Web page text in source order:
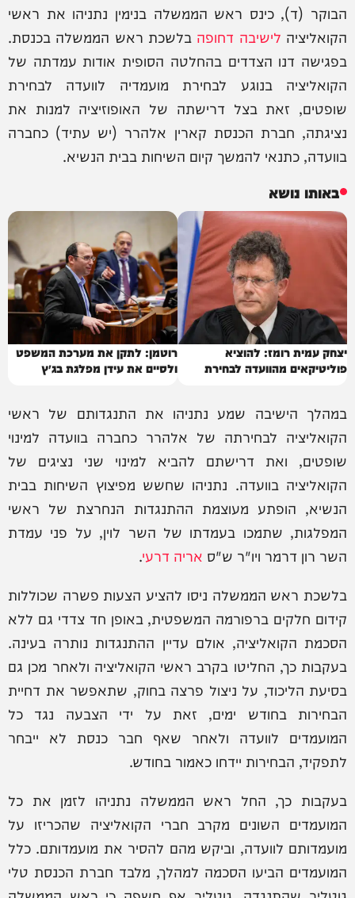
הבוקר (ד), כינס ראש הממשלה בנימין נתניהו את ראשי
הקואליציה לישיבה דחופה בלשכת ראש הממשלה בכנסת.
בפגישה דנו הצדדים בהחלטה הסופית אודות עמדתה של
הקואליציה בנוגע לבחירת מועמדיה לוועדה לבחירת
שופטים, זאת בצל דרישתה של האופוזיציה למנות את
נציגתה, חברת הכנסת קארין אלהרר (יש עתיד) כחברה
בוועדה, כתנאי להמשך קיום השיחות בבית הנשיא.
באותו נושא
יצחק עמית רומז: להוציא
פוליטיקאים מהוועדה לבחירת
רוטמן: לתקן את מערכת המשפט
ולסיים את עידן מפלגת בג״ץ
במהלך הישיבה שמע נתניהו את התנגדותם של ראשי
הקואליציה לבחירתה של אלהרר כחברה בוועדה למינוי
שופטים, ואת דרישתם להביא למינוי שני נציגים של
הקואליציה בוועדה. נתניהו שחשש מפיצוץ השיחות בבית
הנשיא, הופתע מעוצמת ההתנגדות הנחרצת של ראשי
המפלגות, שתמכו בעמדתו של השר לוין, על פני עמדת
השר רון דרמר ויו"ר ש"ס אריה דרעי.
בלשכת ראש הממשלה ניסו להציע הצעות פשרה שכוללות
קידום חלקים ברפורמה המשפטית, באופן חד צדדי גם ללא
הסכמת הקואליציה, אולם עדיין ההתנגדות נותרה בעינה.
בעקבות כך, החליטו בקרב ראשי הקואליציה ולאחר מכן גם
בסיעת הליכוד, על ניצול פרצה בחוק, שתאפשר את דחיית
הבחירות בחודש ימים, זאת על ידי הצבעה נגד כל
המועמדים לוועדה ולאחר שאף חבר כנסת לא ייבחר
לתפקיד, הבחירות יידחו כאמור בחודש.
בעקבות כך, החל ראש הממשלה נתניהו לזמן את כל
המועמדים השונים מקרב חברי הקואליציה שהכריזו על
מועמדותם לוועדה, וביקש מהם להסיר את מועמדותם. כלל
המועמדים הביעו הסכמה למהלך, מלבד חברת הכנסת טלי